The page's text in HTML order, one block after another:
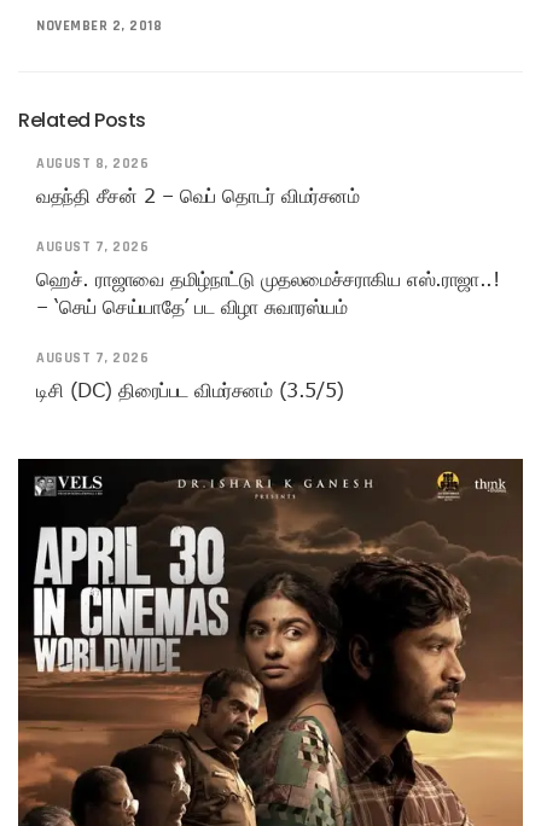
NOVEMBER 2, 2018
Related Posts
AUGUST 8, 2026
வதந்தி சீசன் 2 – வெப் தொடர் விமர்சனம்
AUGUST 7, 2026
ஹெச். ராஜாவை தமிழ்நாட்டு முதலமைச்சராகிய எஸ்.ராஜா..!
– ‘செய் செய்யாதே’ பட விழா சுவாரஸ்யம்
AUGUST 7, 2026
டிசி (DC) திரைப்பட விமர்சனம் (3.5/5)